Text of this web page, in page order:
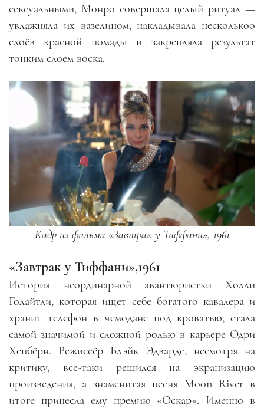
сексуальными, Монро совершала целый ритуал —
увлажняла их вазелином, накладывала несколькоо
слоёв красной помады и закрепляла результат
тонким слоем воска.
Кадр из фильма «Завтрак у Тиффани», 1961
«Завтрак у Тиффани»,1961
История неординарной авантюристки Холли
Голайтли, которая ищет себе богатого кавалера и
хранит телефон в чемодане под кроватью, стала
самой значимой и сложной ролью в карьере Одри
Хепбёрн. Режиссёр Блэйк Эдвардс, несмотря на
критику, все-таки решился на экранизацию
произведения, а знаменитая песня Moon River в
итоге принесла ему премию «Оскар». Именно в